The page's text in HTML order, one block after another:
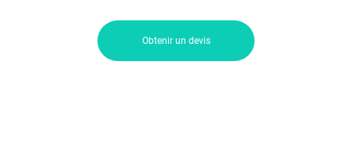
Obtenir un devis